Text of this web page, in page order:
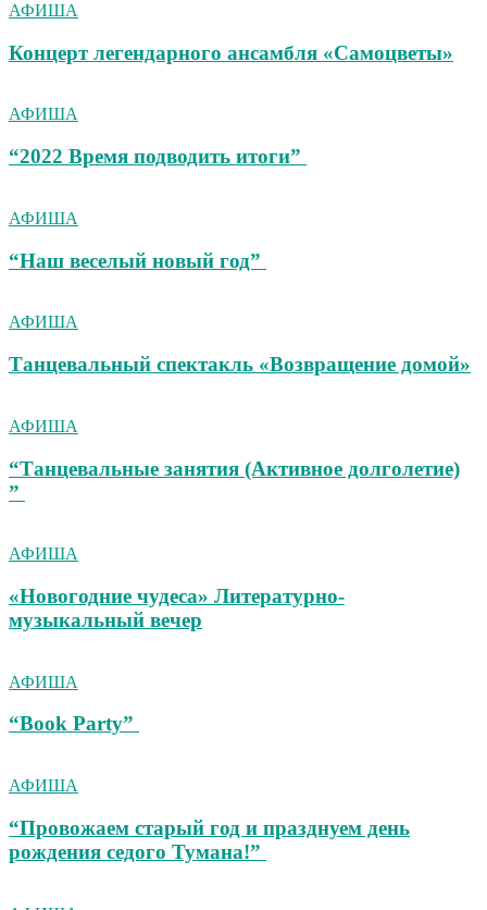
АФИША
Концерт легендарного ансамбля «Самоцветы»
АФИША
“2022 Время подводить итоги”
АФИША
“Наш веселый новый год”
АФИША
Танцевальный спектакль «Возвращение домой»
АФИША
“Танцевальные занятия (Активное долголетие)
”
АФИША
«Новогодние чудеса» Литературно-
музыкальный вечер
АФИША
“Book Party”
АФИША
“Провожаем старый год и празднуем день
рождения седого Тумана!”